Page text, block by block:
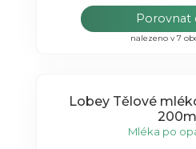
Porovnat
nalezeno v 7
Lobey Tělové
Mléka po